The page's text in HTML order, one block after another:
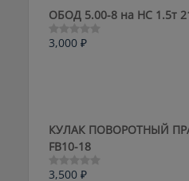
ОБОД 5.00-8 на HC 1.5т
Оценка
3,000 ₽
КУЛАК ПОВОРОТНЫЙ
FB10-18
Оценка
3,500 ₽